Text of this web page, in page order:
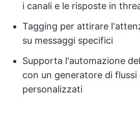
i canali e le risposte in
Tagging per attirare
su messaggi specifici
Supporta l'automazione
con un generatore di flussi
personalizzati